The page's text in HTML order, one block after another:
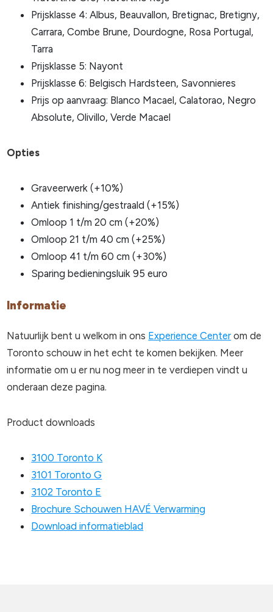
Prijsklasse 4: Albus, Beauvallon, Bretignac, Bretigny,
Carrara, Combe Brune, Dourdogne, Rosa Portugal,
Tarra
Prijsklasse 5: Nayont
Prijsklasse 6: Belgisch Hardsteen, Savonnieres
Prijs op aanvraag: Blanco Macael, Calatorao, Negro
Absolute, Olivillo, Verde Macael
Opties
Graveerwerk (+10%)
Antiek finishing/gestraald (+15%)
Omloop 1 t/m 20 cm (+20%)
Omloop 21 t/m 40 cm (+25%)
Omloop 41 t/m 60 cm (+30%)
Sparing bedieningsluik 95 euro
Informatie
Natuurlijk bent u welkom in ons Experience Center om de
Toronto schouw in het echt te komen bekijken. Meer
informatie om u er nu nog meer in te verdiepen vindt u
onderaan deze pagina.
Product downloads
3100 Toronto K
3101 Toronto G
3102 Toronto E
Brochure Schouwen HAVÉ Verwarming
Download informatieblad